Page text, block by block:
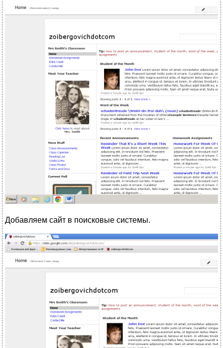
Добавляем сайт в поисковые системы.